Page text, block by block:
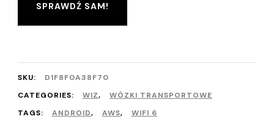
SPRAWDŹ SAM!
SKU:
D1F8F0A38F70
CATEGORIES:
WIZ,
WÓZKI TRANSPORTOWE
TAGS:
ANDROID, AWS, WIFI 6